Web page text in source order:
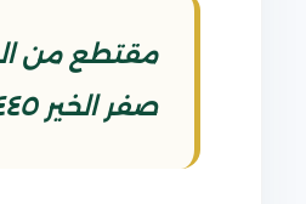
مقتطع من
صفر الخير ١٤٤٥ الموافق ١٨/ ٨/ ٢٠٢٣